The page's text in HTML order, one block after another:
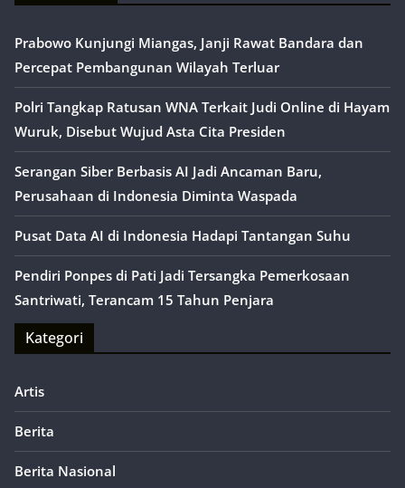
Prabowo Kunjungi Miangas, Janji Rawat Bandara dan
Percepat Pembangunan Wilayah Terluar
Polri Tangkap Ratusan WNA Terkait Judi Online di Hayam
Wuruk, Disebut Wujud Asta Cita Presiden
Serangan Siber Berbasis AI Jadi Ancaman Baru,
Perusahaan di Indonesia Diminta Waspada
Pusat Data AI di Indonesia Hadapi Tantangan Suhu
Pendiri Ponpes di Pati Jadi Tersangka Pemerkosaan
Santriwati, Terancam 15 Tahun Penjara
Kategori
Artis
Berita
Berita Nasional